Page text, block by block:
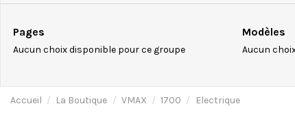
Pages
Aucun choix disponible pour ce groupe
Modèles
Aucun
Accueil La Boutique VMAX 1700 Electrique